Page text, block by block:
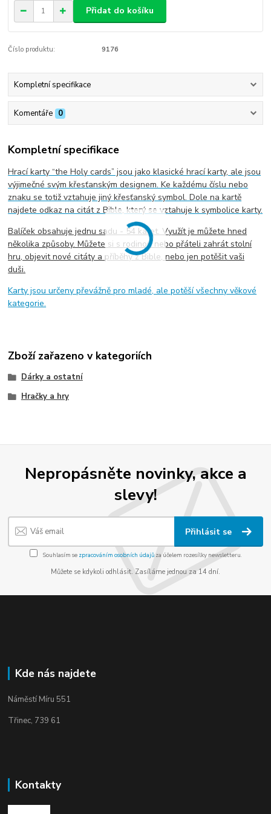
Přidat do košíku
Číslo produktu: 9176
Kompletní specifikace
Komentáře 0
Kompletní specifikace
Hrací karty “the Holy cards” jsou jako klasické hrací karty, ale jsou
výjimečné svým křesťanským designem. Ke každému číslu nebo
znaku se totiž vztahuje jiný křesťanský symbol. Dole na kartě
najdete odkaz na citát z Bible, který se vztahuje k symbolice karty.
Balíček obsahuje jednu sadu - 54 karet. Využít je můžete hned
několika způsoby. Můžete si s rodinou nebo přáteli zahrát stolní
hru, objevit nové citáty a příběhy z Bible, nebo jen potěšit vaši
duši.
Karty jsou určeny převážně pro mladé, ale potěší všechny věkové
kategorie.
Zboží zařazeno v kategoriích
Dárky a ostatní
Hračky a hry
Nepropásněte novinky, akce a
slevy!
Přihlásit se
Souhlasím se zpracováním osobních údajůza účelem rozesílky newsletteru.
Můžete se kdykoli odhlásit. Zasíláme jednou za 14 dní.
Kde nás najdete
Náměstí Míru 551
Třinec, 739 61
Kontakty